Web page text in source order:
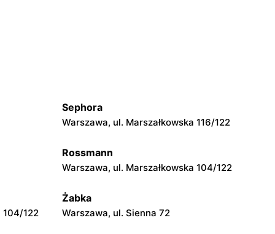
moje sklepy
Tczew, ul. Franciszka Żwirki 61
moje sklepy
Opole, ul. Grudzicka 45
Sephora
Warszawa, ul. Marszałkowska 116/122
Rossmann
Warszawa, ul. Marszałkowska 104/122
104/122
Żabka
Warszawa, ul. Sienna 72